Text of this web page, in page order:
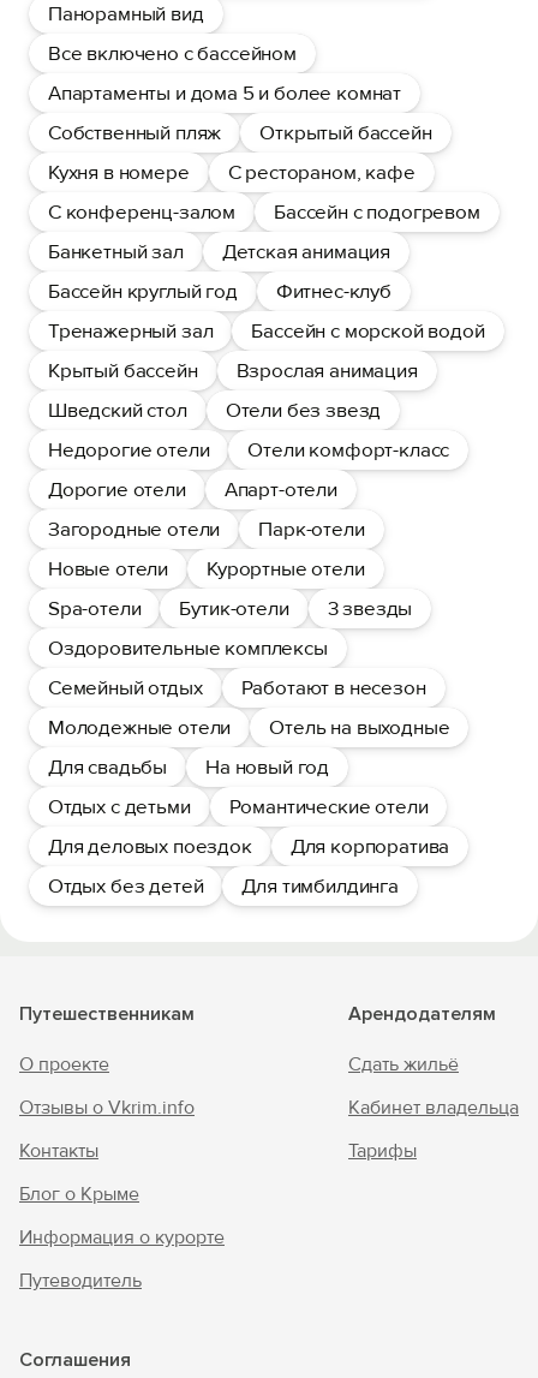
Панорамный вид
Все включено с бассейном
Апартаменты и дома 5 и более комнат
Собственный пляж
Открытый бассейн
Кухня в номере
С рестораном, кафе
С конференц-залом
Бассейн с подогревом
Банкетный зал
Детская анимация
Бассейн круглый год
Фитнес-клуб
Тренажерный зал
Бассейн с морской водой
Крытый бассейн
Взрослая анимация
Шведский стол
Отели без звезд
Недорогие отели
Отели комфорт-класс
Дорогие отели
Апарт-отели
Загородные отели
Парк-отели
Новые отели
Курортные отели
Spa-отели
Бутик-отели
3 звезды
Оздоровительные комплексы
Семейный отдых
Работают в несезон
Молодежные отели
Отель на выходные
Для свадьбы
На новый год
Отдых с детьми
Романтические отели
Для деловых поездок
Для корпоратива
Отдых без детей
Для тимбилдинга
Путешественникам
О проекте
Отзывы о Vkrim.info
Контакты
Блог о Крыме
Информация о курорте
Путеводитель
Арендодателям
Сдать жильё
Кабинет владельца
Тарифы
Соглашения